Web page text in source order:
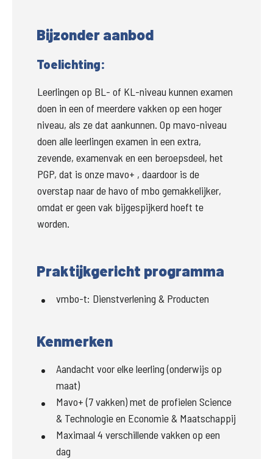
Bijzonder aanbod
Toelichting:
Leerlingen op BL- of KL-niveau kunnen examen
doen in een of meerdere vakken op een hoger
niveau, als ze dat aankunnen. Op mavo-niveau
doen alle leerlingen examen in een extra,
zevende, examenvak en een beroepsdeel, het
PGP, dat is onze mavo+ , daardoor is de
overstap naar de havo of mbo gemakkelijker,
omdat er geen vak bijgespijkerd hoeft te
worden.
Praktijkgericht programma
vmbo-t: Dienstverlening & Producten
Kenmerken
Aandacht voor elke leerling (onderwijs op
maat)
Mavo+ (7 vakken) met de profielen Science
& Technologie en Economie & Maatschappij
Maximaal 4 verschillende vakken op een
dag